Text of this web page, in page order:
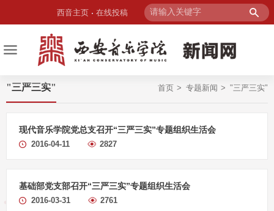
西音主页 在线投稿
首页 专题新闻 "三严三实"
"三严三实"
现代音乐学院党总支召开“三严三实”专题组织生活会
2016-04-11 2827
基础部党支部召开“三严三实”专题组织生活会
2016-03-31 2761